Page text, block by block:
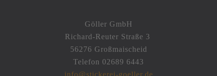
Göller GmbH
Richard-Reuter Straße 3
56276 Großmaischeid
Telefon 02689 6443
info@stickerei-goeller.de